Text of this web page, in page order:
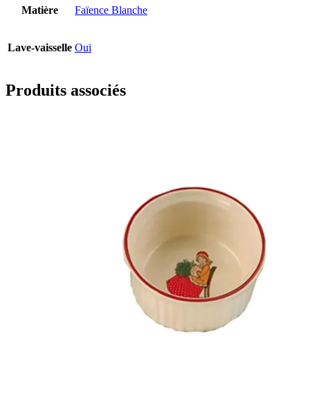
Matière Faïence Blanche
Lave-vaisselle Oui
Produits associés